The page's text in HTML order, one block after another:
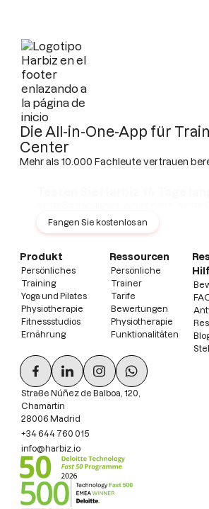
Die All-in-One-App für
Center
Mehr als 10.000 Fachleute vertrauen
Fangen Sie kostenlos an
Produkt
Persönliches
Training
Yoga und Pilates
Physiotherapie
Fitnessstudios
Ernährung
Ressourcen
Persönliche
Trainer
Tarife
Bewertungen
Physiotherapie
Funktionalitäten
Straße Núñez de Balboa, 120,
Chamartin
28006 Madrid
+34 644 760 015
info@harbiz.io